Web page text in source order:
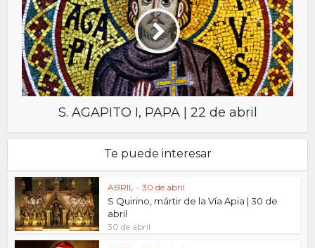
S. AGAPITO I, PAPA | 22 de abril
Te puede interesar
ABRIL • 30 de abril
S Quirino, mártir de la Vía Apia | 30 de
abril
30 de abril